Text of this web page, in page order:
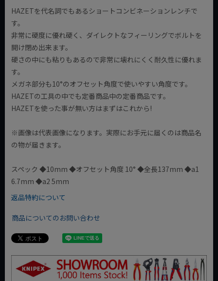
HAZETを代名詞でもあるショートコンビネーションレンチで
す。
非常に硬度に優れ硬く、ダイレクトなフィーリングでボルトを
開け閉め出来ます。
硬さの中にも粘りもあるので非常に壊れにくく耐久性に優れま
す。
メガネ部分も10°のオフセット角度で使いやすい角度です。
HAZETの工具の中でも定番商品中の定番商品です。
HAZETを使った事が無い方はまずはこれから!
※画像は代表画像になります。実際にお手元に届くのは商品名
の物が届きます。
スペック ◆10mm ◆オフセット角度 10° ◆全長137mm ◆a1
6.7mm ◆a2 5mm
返品特約について
商品についてのお問い合わせ